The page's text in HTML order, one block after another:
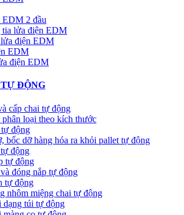
EDM 2 đầu
tia lửa điện EDM
điện EDM
EDM
điện EDM
ĐỘNG
cấp chai tự động
loại theo kích thước
động
bốc dỡ hàng hóa ra khỏi pallet tự động
động
tự động
đóng nắp tự động
tự động
nhôm miệng chai tự động
dạng túi tự động